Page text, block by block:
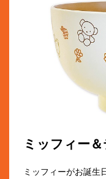
ミッフィー
ミッフィーがお誕生